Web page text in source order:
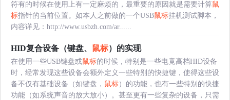
符有的时候在使用上有一定麻烦的，最重要的原因就是需要计算鼠
标指针的当前位置。如本人之前做的一个USB鼠标挂机测试脚本，
内容详见：http://www.usbzh.com/ar......
HID复合设备（键盘、 鼠标）的实现
在使用一些USB键盘或鼠标的时候，特别是一些电竟高档HID设备
时，经常发现这些设备会额外定义一些特别的快捷键，使得这些设
备不仅有基础设备（如键盘， 鼠标）的功能，也有一些特别的快捷
功能（如系统声音的放大放小）。甚至更有一些复杂的设备，只需